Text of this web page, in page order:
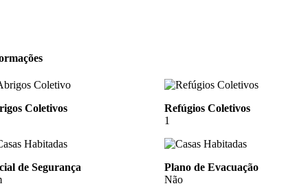
Coletivos
Refúgios Coletivos
1
de Segurança
Plano de Evacuação
Não